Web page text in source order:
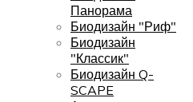
Панорама
Биодизайн "Риф"
Биодизайн
"Классик"
Биодизайн Q-
SCAPE